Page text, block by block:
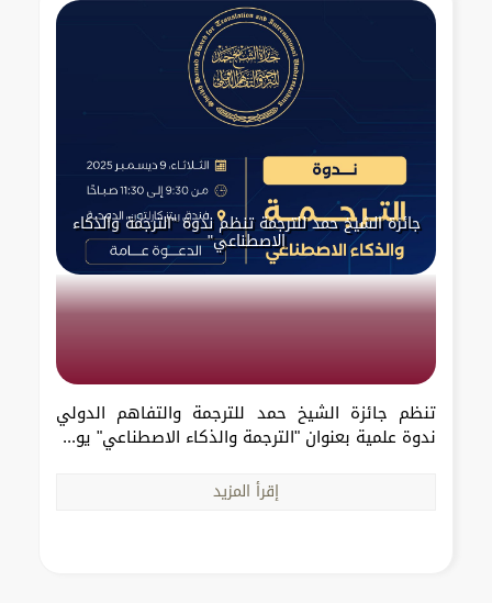
جائزة الشيخ حمد للترجمة تنظم ندوة "الترجمة والذكاء
الاصطناعي"
تنظم جائزة الشيخ حمد للترجمة والتفاهم الدولي
ندوة علمية بعنوان "الترجمة والذكاء الاصطناعي" يو...
إقرأ المزيد